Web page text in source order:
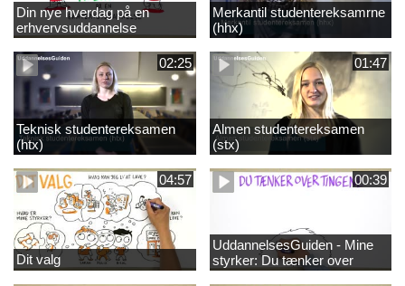
Din nye hverdag på en
erhvervsuddannelse
Merkantil studentereksamrne
(hhx)
02:25
Teknisk studentereksamen
(htx)
01:47
Almen studentereksamen
(stx)
04:57
Dit valg
00:39
UddannelsesGuiden - Mine
styrker: Du tænker over
tingene